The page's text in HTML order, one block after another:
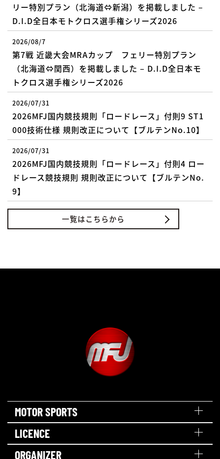
リー特別プラン（北海道⇔新潟）を掲載しました –
D.I.D全日本モトクロス選手権シリーズ2026
2026/08/7
第7戦 近畿大会MRAカップ フェリー特別プラン
（北海道⇔関西）を掲載しました – D.I.D全日本モ
トクロス選手権シリーズ2026
2026/07/31
2026MFJ国内競技規則「ロードレース」付則9 ST1
000技術仕様 規則改正について【ブルテンNo.10】
2026/07/31
2026MFJ国内競技規則「ロードレース」付則4 ロー
ドレース競技規則 規則改正について【ブルテンNo.
9】
一覧はこちらから
MOTOR SPORTS
LICENCE
ORGANIZER